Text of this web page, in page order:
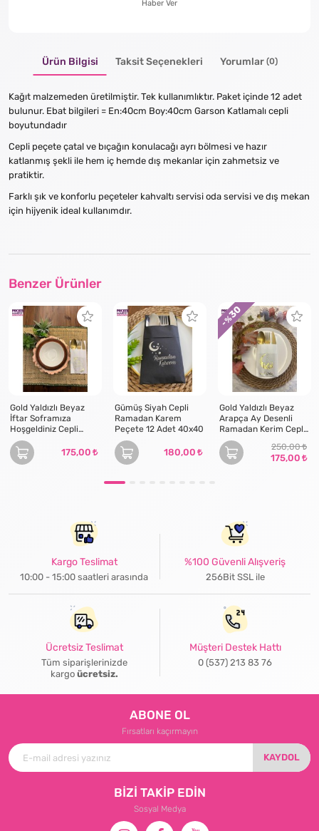
Haber Ver
Ürün Bilgisi Taksit Seçenekleri Yorumlar (0)
Kağıt malzemeden üretilmiştir. Tek kullanımlıktır. Paket içinde 12 adet
bulunur. Ebat bilgileri = En:40cm Boy:40cm Garson Katlamalı cepli
boyutundadır
Cepli peçete çatal ve bıçağın konulacağı ayrı bölmesi ve hazır
katlanmış şekli ile hem iç hemde dış mekanlar için zahmetsiz ve
pratiktir.
Farklı şık ve konforlu peçeteler kahvaltı servisi oda servisi ve dış mekan
için hijyenik ideal kullanımdır.
Benzer Ürünler
Gold Yaldızlı Beyaz
İftar Soframıza
Hoşgeldiniz Cepli
Peçete 12 Adet 40x40
175,00
Gümüş Siyah Cepli
Ramadan Karem
Peçete 12 Adet 40x40
180,00
Gold Yaldızlı Beyaz
Arapça Ay Desenli
Ramadan Kerim Cepli
Peçete 12 lı 40x40
250,00
175,00
- %
30
Kargo Teslimat
10:00 - 15:00 saatleri arasında
%100 Güvenli Alışveriş
256Bit SSL ile
Ücretsiz Teslimat
Tüm siparişlerinizde
kargo ücretsiz.
Müşteri Destek Hattı
0 (537) 213 83 76
ABONE OL
Fırsatları kaçırmayın
KAYDOL
BİZİ TAKİP EDİN
Sosyal Medya